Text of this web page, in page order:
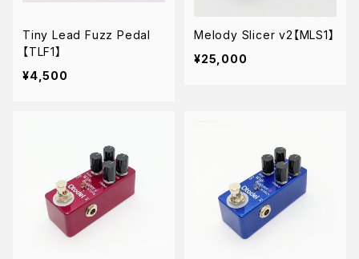
Tiny Lead Fuzz Pedal
【TLF1】
¥4,500
Melody Slicer v2【MLS1】
¥25,000